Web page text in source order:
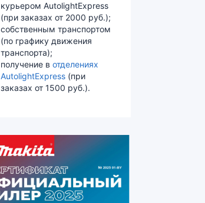
курьером AutolightExpress
(при заказах от 2000 руб.);
собственным транспортом
(по графику движения
транспорта);
получение в отделениях
AutolightExpress (при
заказах от 1500 руб.).